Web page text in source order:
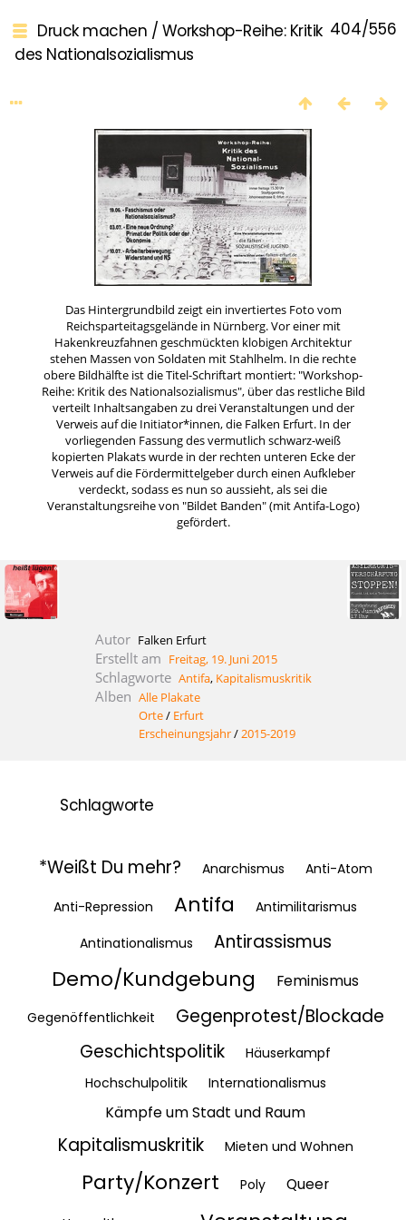
404/556
Druck machen / Workshop-Reihe: Kritik
des Nationalsozialismus
Das Hintergrundbild zeigt ein invertiertes Foto vom
Reichsparteitagsgelände in Nürnberg. Vor einer mit
Hakenkreuzfahnen geschmückten klobigen Architektur
stehen Massen von Soldaten mit Stahlhelm. In die rechte
obere Bildhälfte ist die Titel-Schriftart montiert: "Workshop-
Reihe: Kritik des Nationalsozialismus", über das restliche Bild
verteilt Inhaltsangaben zu drei Veranstaltungen und der
Verweis auf die Initiator*innen, die Falken Erfurt. In der
vorliegenden Fassung des vermutlich schwarz-weiß
kopierten Plakats wurde in der rechten unteren Ecke der
Verweis auf die Fördermittelgeber durch einen Aufkleber
verdeckt, sodass es nun so aussieht, als sei die
Veranstaltungsreihe von "Bildet Banden" (mit Antifa-Logo)
gefördert.
Autor Falken Erfurt
Erstellt am Freitag, 19. Juni 2015
Schlagworte Antifa, Kapitalismuskritik
Alben Alle Plakate
Orte/ Erfurt
Erscheinungsjahr/2015-2019
Schlagworte
*Weißt Du mehr? Anarchismus Anti-Atom
Anti-Repression Antifa
Antimilitarismus
Antinationalismus
Antirassismus
Demo/Kundgebung Feminismus
Gegenöffentlichkeit
Gegenprotest/Blockade
Geschichtspolitik
Häuserkampf
Hochschulpolitik
Internationalismus
Kämpfe um Stadt und Raum
Kapitalismuskritik Mieten und Wohnen
Party/Konzert Poly Queer